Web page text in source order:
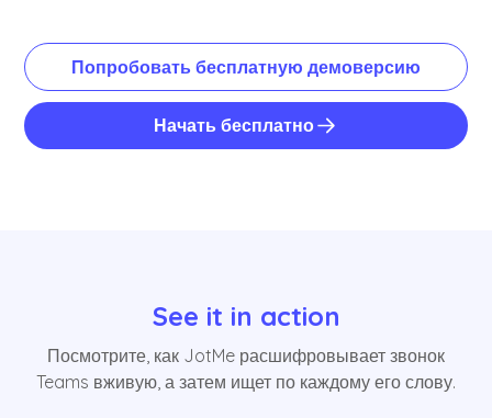
Попробовать бесплатную демоверсию
Начать бесплатно
See it in action
Посмотрите, как JotMe расшифровывает звонок
Teams вживую, а затем ищет по каждому его слову.